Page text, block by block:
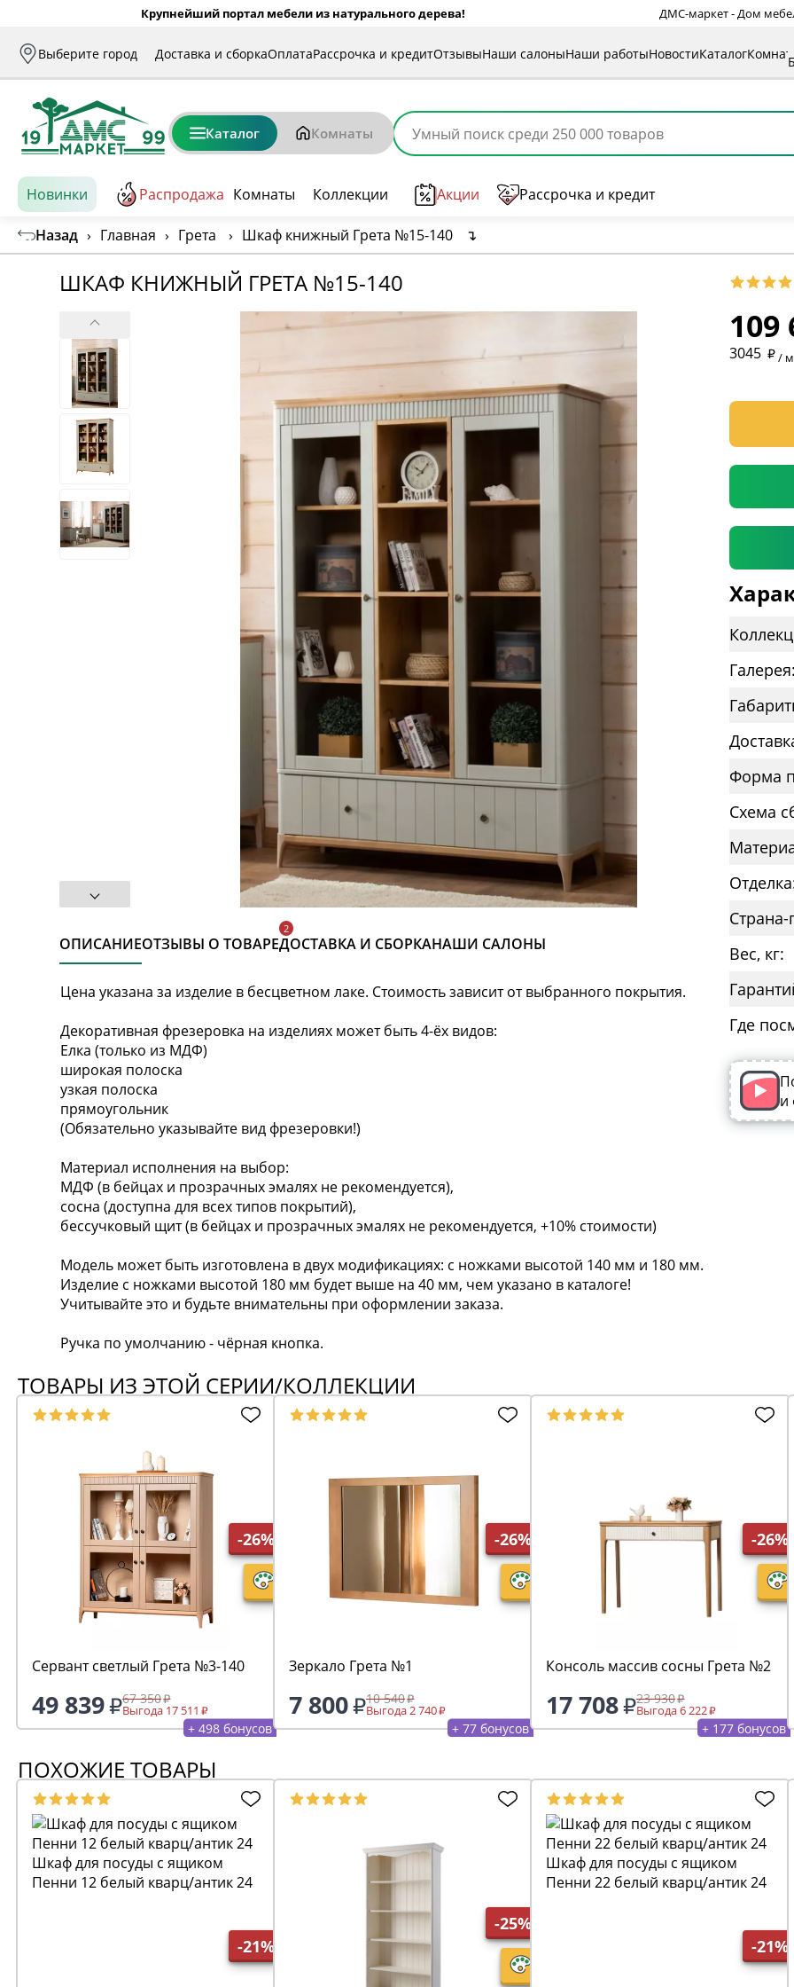
Крупнейший портал мебели из натурального дерева! ДМС-маркет - Дом
Выберите город Доставка и сборкаОплатаРассрочка и кредитОтзывыНаши салоныНаши работыНовостиКаталог
Каталог Комнаты
Новинки Распродажа Комнаты Коллекции Акции Рассрочка и кредит
Назад › Главная › Грета › Шкаф книжный Грета №15-140 ↴
ШКАФ КНИЖНЫЙ ГРЕТА №15-140
ОПИСАНИЕОТЗЫВЫ О ТОВАРЕДОСТАВКА И СБОРКАНАШИ САЛОНЫ
Цена указана за изделие в бесцветном лаке. Стоимость зависит от выбранного покрытия.
Декоративная фрезеровка на изделиях может быть 4-ёх видов:
Елка (только из МДФ)
широкая полоска
узкая полоска
прямоугольник
(Обязательно указывайте вид фрезеровки!)
Материал исполнения на выбор:
МДФ (в бейцах и прозрачных эмалях не рекомендуется),
сосна (доступна для всех типов покрытий),
бессучковый щит (в бейцах и прозрачных эмалях не рекомендуется, +10% стоимости)
Модель может быть изготовлена в двух модификациях: с ножками высотой 140 мм и 180 мм.
Изделие с ножками высотой 180 мм будет выше на 40 мм, чем указано в каталоге!
Учитывайте это и будьте внимательны при оформлении заказа.
Ручка по умолчанию - чёрная кнопка.
109
3045 /
*
*
Форма
Схема
Вес, кг:
Где
и
ТОВАРЫ ИЗ ЭТОЙ СЕРИИ/КОЛЛЕКЦИИ
-26%
Сервант светлый Грета №3-140
49 839 67 350
Выгода 17 511
+ 498 бонусов
-26%
Зеркало Грета №1
7 800 10 540
Выгода 2 740
+ 77 бонусов
-26%
Консоль массив сосны Грета №2
17 708 23 930
Выгода 6 222
+ 177 бонусов
ПОХОЖИЕ ТОВАРЫ
-21%
Шкаф для посуды с ящиком
Пенни 12 белый кварц/антик 24
-25%
-21%
Шкаф для посуды с ящиком
Пенни 22 белый кварц/антик 24